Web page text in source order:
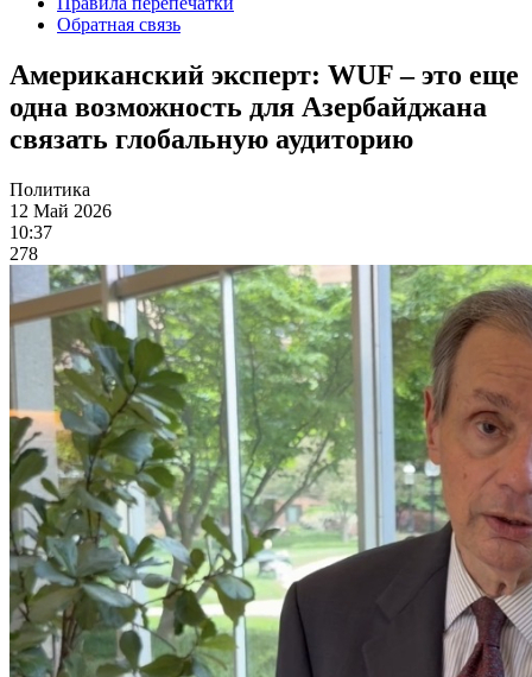
Обратная связь
Американский эксперт: WUF – это еще
одна возможность для Азербайджана
связать глобальную аудиторию
Политика
12 Май 2026
10:37
278